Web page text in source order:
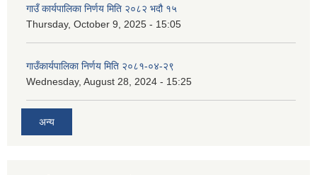
गाउँ कार्यपालिका निर्णय मिति २०८२ भदौ १५
Thursday, October 9, 2025 - 15:05
गाउँकार्यपालिका निर्णय मिति २०८१-०४-२९
Wednesday, August 28, 2024 - 15:25
अन्य